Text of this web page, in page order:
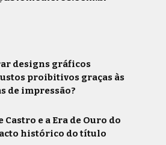
designs gráficos
proibitivos graças às
de impressão?
e a Era de Ouro do
histórico do título